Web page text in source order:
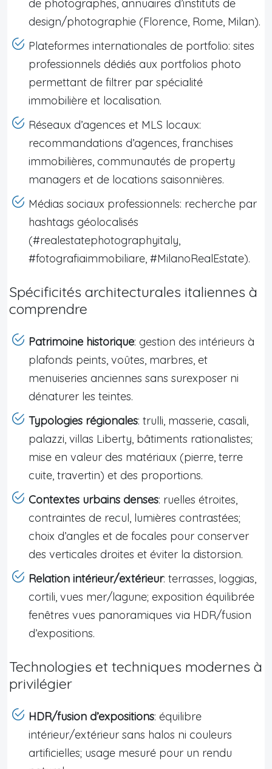
de photographes, annuaires d’instituts de
design/photographie (Florence, Rome, Milan).
Plateformes internationales de portfolio: sites
professionnels dédiés aux portfolios photo
permettant de filtrer par spécialité
immobilière et localisation.
Réseaux d’agences et MLS locaux:
recommandations d’agences, franchises
immobilières, communautés de property
managers et de locations saisonnières.
Médias sociaux professionnels: recherche par
hashtags géolocalisés
(#realestatephotographyitaly,
#fotografiaimmobiliare, #MilanoRealEstate).
Spécificités architecturales italiennes à
comprendre
Patrimoine historique: gestion des intérieurs à
plafonds peints, voûtes, marbres, et
menuiseries anciennes sans surexposer ni
dénaturer les teintes.
Typologies régionales: trulli, masserie, casali,
palazzi, villas Liberty, bâtiments rationalistes;
mise en valeur des matériaux (pierre, terre
cuite, travertin) et des proportions.
Contextes urbains denses: ruelles étroites,
contraintes de recul, lumières contrastées;
choix d’angles et de focales pour conserver
des verticales droites et éviter la distorsion.
Relation intérieur/extérieur: terrasses, loggias,
cortili, vues mer/lagune; exposition équilibrée
fenêtres vues panoramiques via HDR/fusion
d’expositions.
Technologies et techniques modernes à
privilégier
HDR/fusion d’expositions: équilibre
intérieur/extérieur sans halos ni couleurs
artificielles; usage mesuré pour un rendu